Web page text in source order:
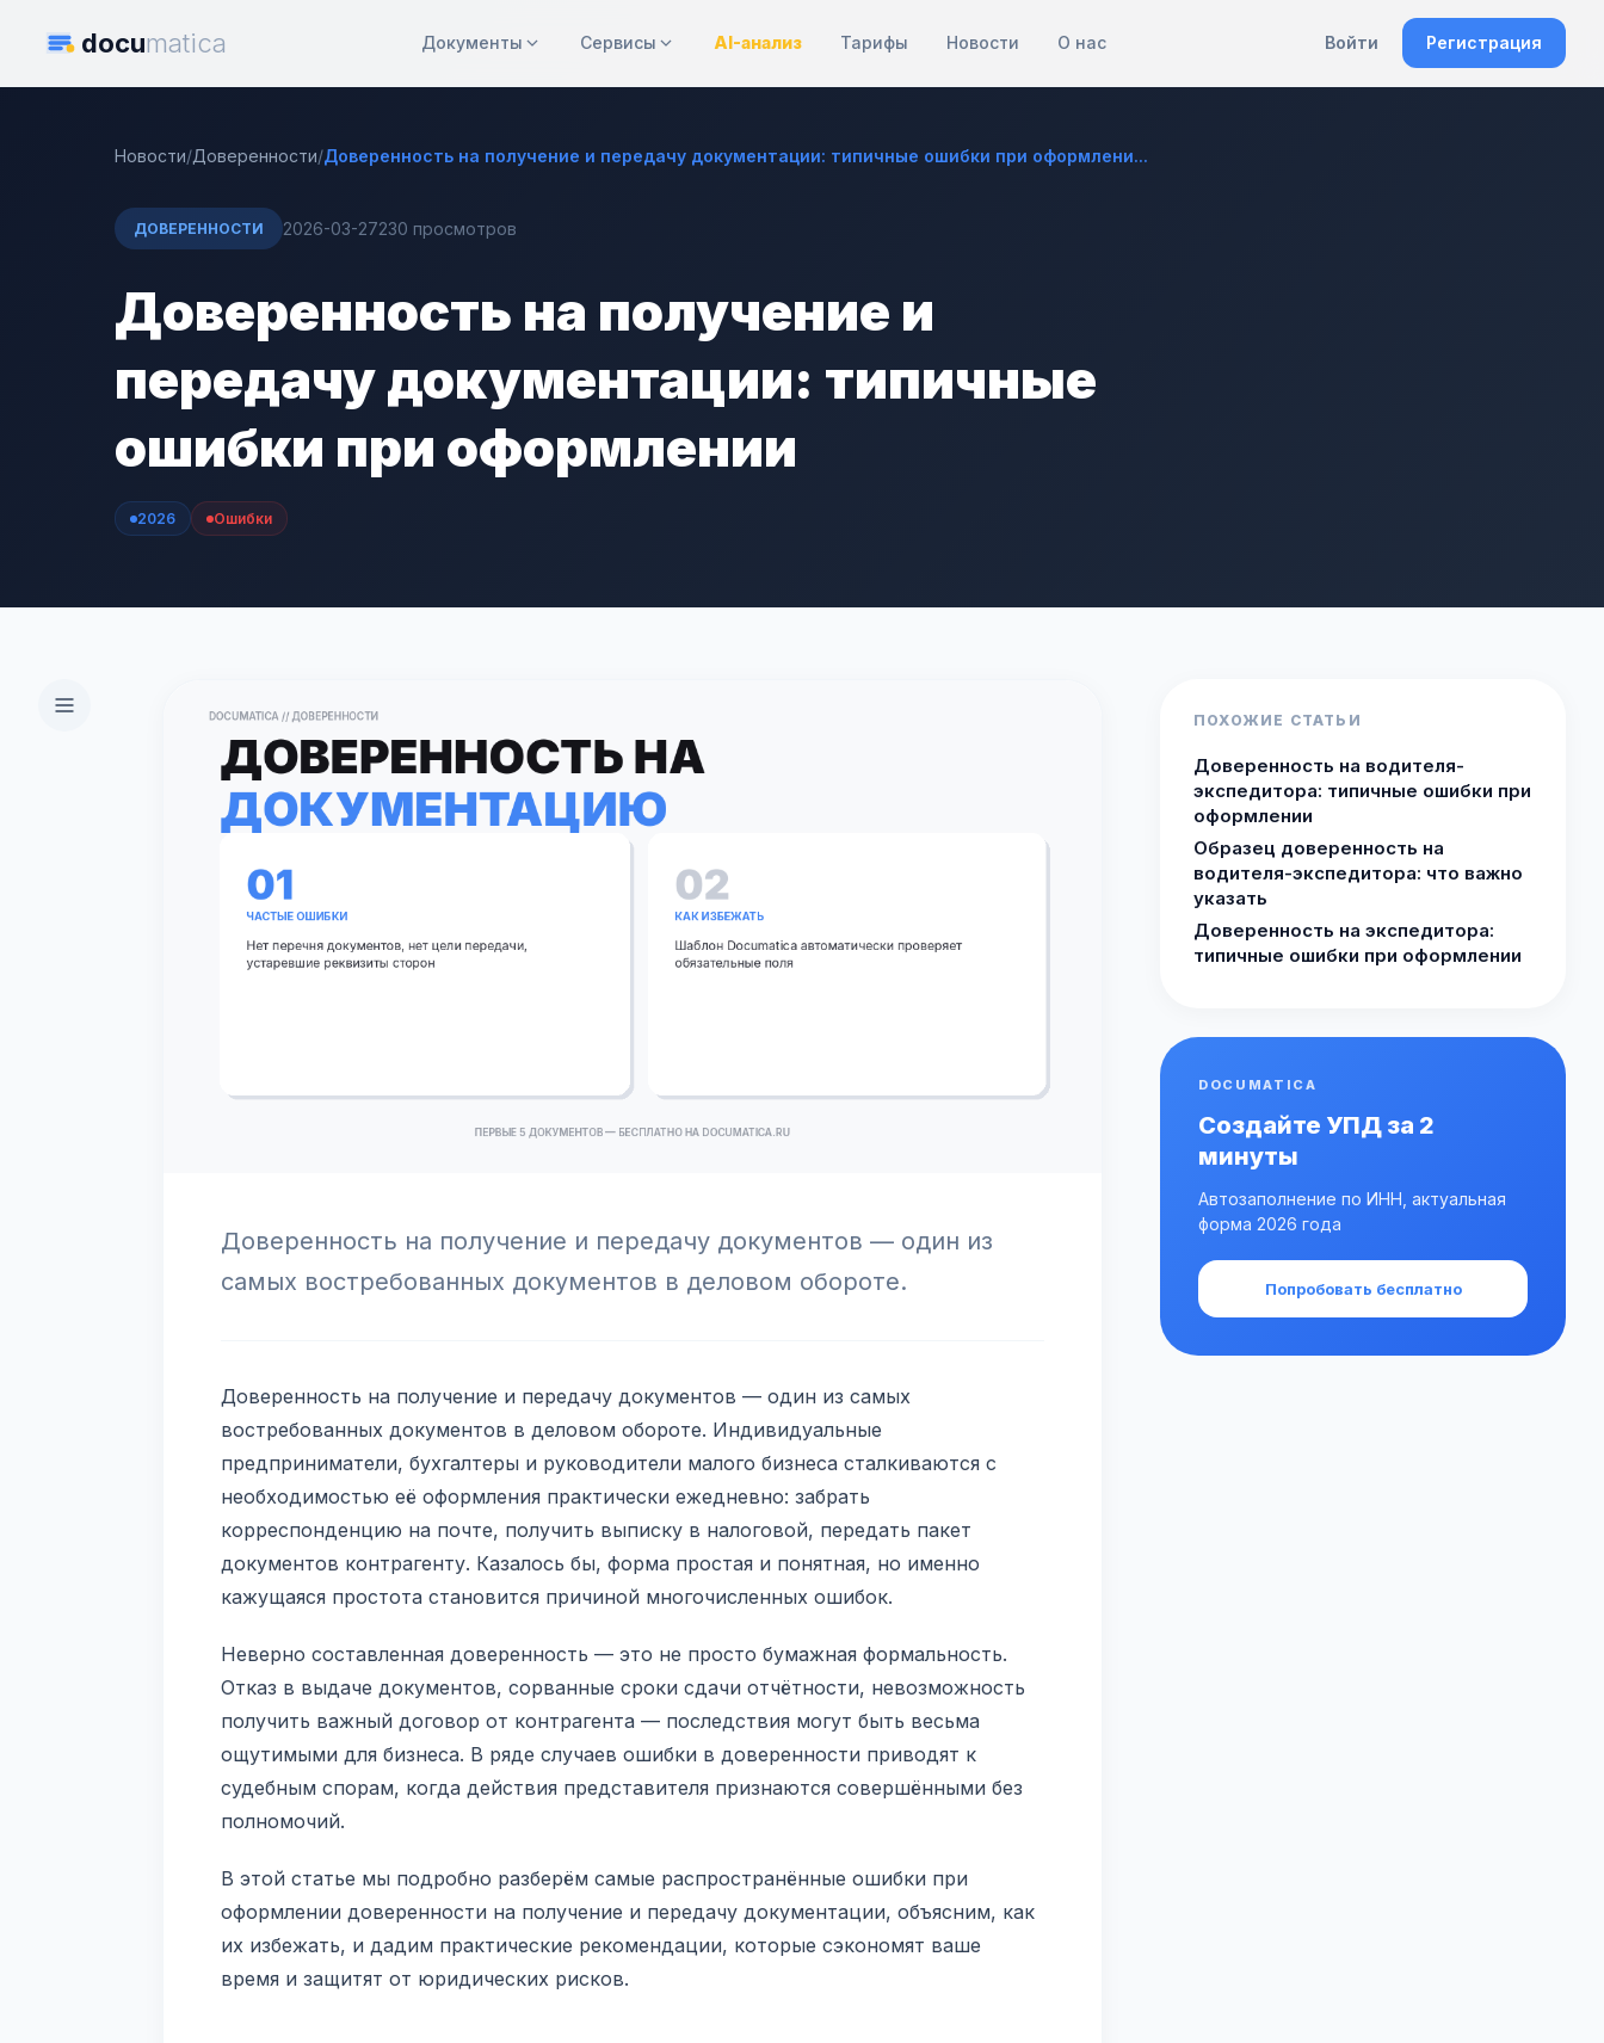
documatica Документы Сервисы AI-анализ Тарифы Новости О нас Войти Регистрация
Новости/Доверенности/Доверенность на получение и передачу документации: типичные ошибки при оформлени...
ДОВЕРЕННОСТИ 2026-03-27230 просмотров
Доверенность на получение и
передачу документации: типичные
ошибки при оформлении
2026 Ошибки
Доверенность на получение и передачу документов — один из
самых востребованных документов в деловом обороте.
Доверенность на получение и передачу документов — один из самых
востребованных документов в деловом обороте. Индивидуальные
предприниматели, бухгалтеры и руководители малого бизнеса сталкиваются с
необходимостью её оформления практически ежедневно: забрать
корреспонденцию на почте, получить выписку в налоговой, передать пакет
документов контрагенту. Казалось бы, форма простая и понятная, но именно
кажущаяся простота становится причиной многочисленных ошибок.
Неверно составленная доверенность — это не просто бумажная формальность.
Отказ в выдаче документов, сорванные сроки сдачи отчётности, невозможность
получить важный договор от контрагента — последствия могут быть весьма
ощутимыми для бизнеса. В ряде случаев ошибки в доверенности приводят к
судебным спорам, когда действия представителя признаются совершёнными без
полномочий.
В этой статье мы подробно разберём самые распространённые ошибки при
оформлении доверенности на получение и передачу документации, объясним, как
их избежать, и дадим практические рекомендации, которые сэкономят ваше
время и защитят от юридических рисков.
ПОХОЖИЕ СТАТЬИ
Доверенность на водителя-
экспедитора: типичные ошибки при
оформлении
Образец доверенность на
водителя-экспедитора: что важно
указать
Доверенность на экспедитора:
типичные ошибки при оформлении
DOCUMATICA
Создайте УПД за 2
минуты
Автозаполнение по ИНН, актуальная
форма 2026 года
Попробовать бесплатно